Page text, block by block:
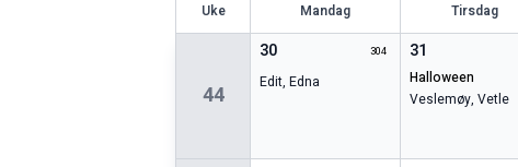
Uke Mandag Tirsdag
44
30 304
Edit,Edna
31
halloween
Veslemøy, Vetle